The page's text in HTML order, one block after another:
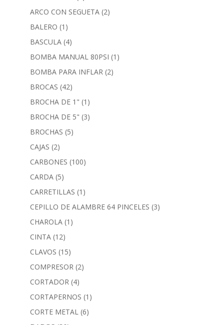
ARCO CON SEGUETA (2)
BALERO (1)
BASCULA (4)
BOMBA MANUAL 80PSI (1)
BOMBA PARA INFLAR (2)
BROCAS (42)
BROCHA DE 1" (1)
BROCHA DE 5" (3)
BROCHAS (5)
CAJAS (2)
CARBONES (100)
CARDA (5)
CARRETILLAS (1)
CEPILLO DE ALAMBRE 64 PINCELES (3)
CHAROLA (1)
CINTA (12)
CLAVOS (15)
COMPRESOR (2)
CORTADOR (4)
CORTAPERNOS (1)
CORTE METAL (6)